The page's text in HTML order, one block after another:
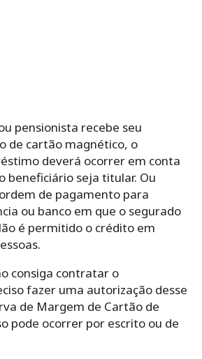
pensionista recebe seu
de cartão magnético, o
deverá ocorrer em conta
beneficiário seja titular. Ou
de pagamento para
ou banco em que o segurado
é permitido o crédito em
consiga contratar o
fazer uma autorização desse
de Margem de Cartão de
pode ocorrer por escrito ou de